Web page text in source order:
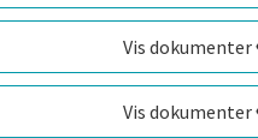
Vis dokumenter
Vis dokumenter